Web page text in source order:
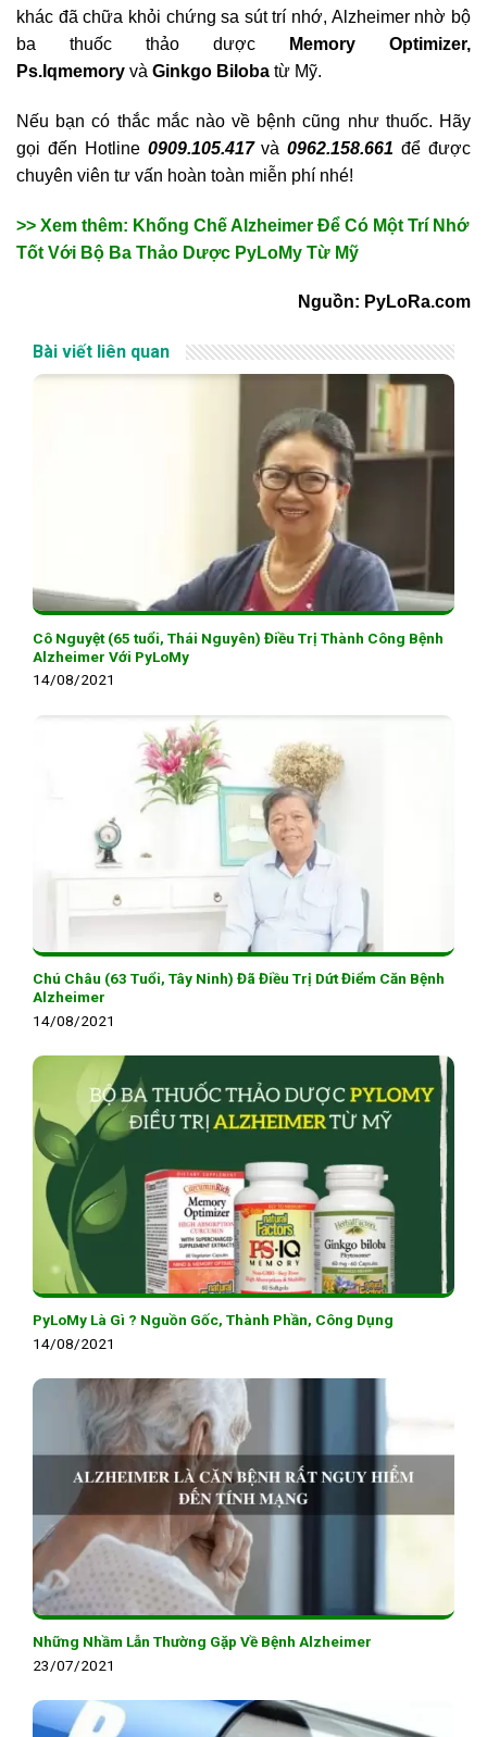
khác đã chữa khỏi chứng sa sút trí nhớ, Alzheimer nhờ bộ
ba thuốc thảo dược
Memory Optimizer,
Ps.Iqmemory và Ginkgo Biloba từ Mỹ.
Nếu bạn có thắc mắc nào về bệnh cũng như thuốc. Hãy
gọi đến Hotline 0909.105.417và0962.158.661 để được
chuyên viên tư vấn hoàn toàn miễn phí nhé!
>> Xem thêm: Khống Chế Alzheimer Để Có Một Trí Nhớ
Tốt Với Bộ Ba Thảo Dược PyLoMy Từ Mỹ
Nguồn: PyLoRa.com
Bài viết liên quan
Cô Nguyệt (65 tuổi, Thái Nguyên) Điều Trị Thành Công Bệnh
Alzheimer Với PyLoMy
14/08/2021
Chú Châu (63 Tuổi, Tây Ninh) Đã Điều Trị Dứt Điểm Căn Bệnh
Alzheimer
14/08/2021
PyLoMy Là Gì ? Nguồn Gốc, Thành Phần, Công Dụng
14/08/2021
Những Nhầm Lẫn Thường Gặp Về Bệnh Alzheimer
23/07/2021